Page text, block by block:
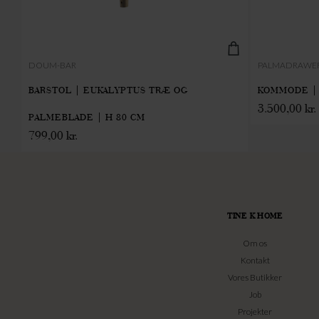
DOUM-BAR
BARSTOL | EUKALYPTUS TRÆ OG
PALMEBLADE | H 80 CM
799,00 kr.
KOMMODE
3.500,00 kr.
TINE K HOME
Om os
Kontakt
Vores Butikker
Job
Projekter